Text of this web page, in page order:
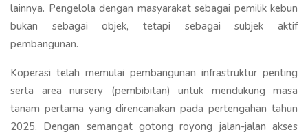
lainnya. Pengelola dengan masyarakat sebagai pemilik kebun
bukan sebagai objek, tetapi sebagai subjek aktif
pembangunan.
Koperasi telah memulai pembangunan infrastruktur penting
serta area nursery (pembibitan) untuk mendukung masa
tanam pertama yang direncanakan pada pertengahan tahun
2025. Dengan semangat gotong royong jalan-jalan akses